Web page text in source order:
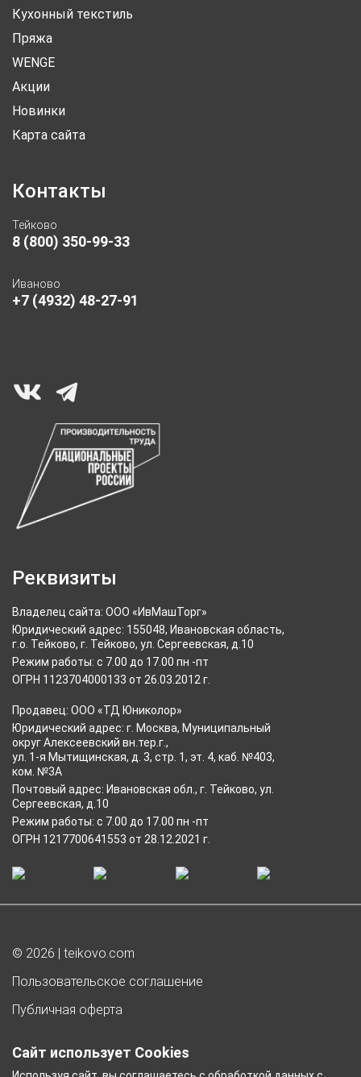
Кухонный текстиль
Пряжа
WENGE
Акции
Новинки
Карта сайта
Контакты
Тейково
8 (800) 350-99-33
Иваново
+7 (4932) 48-27-91
Реквизиты
Владелец сайта: ООО «ИвМашТорг»
Юридический адрес: 155048, Ивановская область,
г.о. Тейково, г. Тейково, ул. Сергеевская, д.10
Режим работы: с 7.00 до 17.00 пн -пт
ОГРН 1123704000133 от 26.03.2012 г.
Продавец: ООО «ТД Юниколор»
Юридический адрес: г. Москва, Муниципальный
округ Алексеевский вн.тер.г.,
ул. 1-я Мытищинская, д. 3, стр. 1, эт. 4, каб. №403,
ком. №3А
Почтовый адрес: Ивановская обл., г. Тейково, ул.
Сергеевская, д.10
Режим работы: с 7.00 до 17.00 пн -пт
ОГРН 1217700641553 от 28.12.2021 г.
© 2026 | teikovo.com
Пользовательское соглашение
Публичная оферта
Согласие на получение рекламы
Сайт использует Cookies